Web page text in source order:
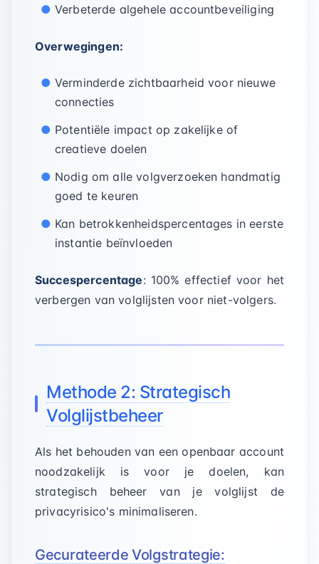
Verbeterde algehele accountbeveiliging
Overwegingen:
Verminderde zichtbaarheid voor nieuwe
connecties
Potentiële impact op zakelijke of
creatieve doelen
Nodig om alle volgverzoeken handmatig
goed te keuren
Kan betrokkenheidspercentages in eerste
instantie beïnvloeden
Succespercentage: 100% effectief voor het
verbergen van volglijsten voor niet-volgers.
Methode 2: Strategisch
Volglijstbeheer
Als het behouden van een openbaar account
noodzakelijk is voor je doelen, kan
strategisch beheer van je volglijst de
privacyrisico's minimaliseren.
Gecurateerde Volgstrategie: